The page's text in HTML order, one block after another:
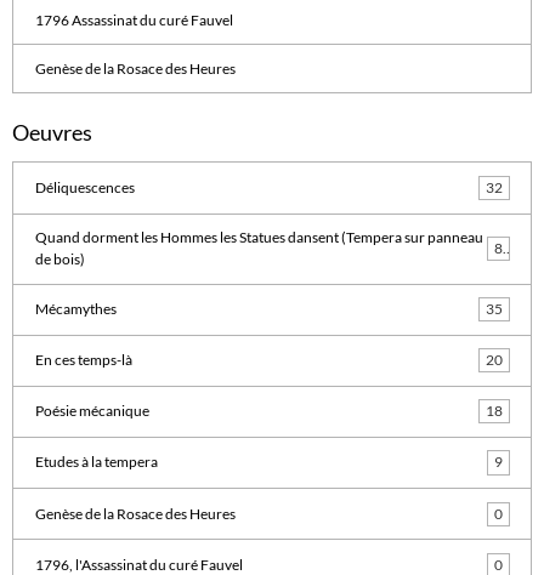
1796 Assassinat du curé Fauvel
Genèse de la Rosace des Heures
Oeuvres
Déliquescences 32
Quand dorment les Hommes les Statues dansent (Tempera sur panneau
de bois)
8
Mécamythes 35
En ces temps-là 20
Poésie mécanique 18
Etudes à la tempera 9
Genèse de la Rosace des Heures 0
1796, l'Assassinat du curé Fauvel 0